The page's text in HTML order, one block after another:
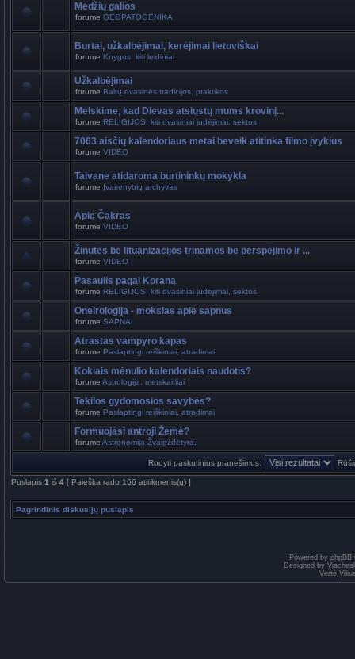
Medžių galios
forume GEOPATOGENIKA
Burtai, užkalbėjimai, kerėjimai lietuviškai
forume Knygos. kiti leidiniai
Užkalbėjimai
forume Baltų dvasinės tradicijos, praktikos
Melskime, kad Dievas atsiųstų mums krovinį...
forume RELIGIJOS, kiti dvasiniai judėjimai, sektos
7063 aisčių kalendoriaus metai beveik atitinka filmo įvykius
forume VIDEO
Taivane atidaroma burtininkų mokykla
forume Įvairenybių archyvas
Apie Čakras
forume VIDEO
Žinutės be lituanizacijos trinamos be perspėjimo ir ...
forume VIDEO
Pasaulis pagal Koraną
forume RELIGIJOS, kiti dvasiniai judėjimai, sektos
Oneirologija - mokslas apie sapnus
forume SAPNAI
Atrastas vampyro kapas
forume Paslaptingi reiškiniai, atradimai
Kokiais mėnulio kalendoriais naudotis?
forume Astrologija, metskaitliai
Tekilos gydomosios savybės?
forume Paslaptingi reiškiniai, atradimai
Formuojasi antroji Žemė?
forume Astronomija-Žvaigždėtyra,
Rodyti paskutinius pranešimus:
Puslapis 1 iš 4 [ Paieška rado 166 atitikmenis(ų) ]
Pagrindinis diskusijų puslapis
Powered by phpBB
Designed by
Vertė